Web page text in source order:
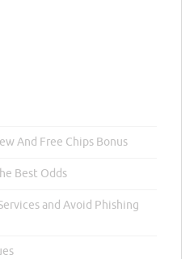
And Free Chips Bonus
Best Odds
and Avoid Phishing